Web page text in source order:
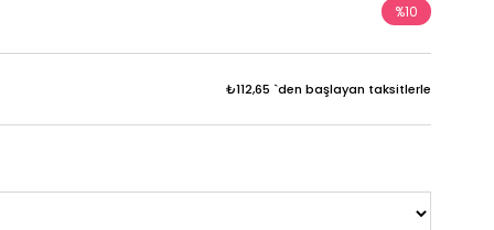
%10
₺112,65 `den başlayan taksitlerle